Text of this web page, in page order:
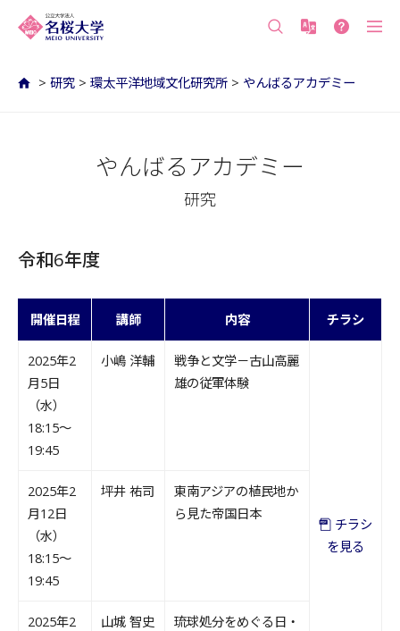
> 研究 > 環太平洋地域文化研究所 > やんばるアカデミー
やんばるアカデミー
研究
令和6年度
開催日程 講師 内容 チラシ
2025年2
月5日
（水）
18:15～
19:45
小嶋 洋輔
戦争と文学－古山高麗
雄の従軍体験
チラシ
を見る
2025年2
月12日
（水）
18:15～
19:45
坪井 祐司
東南アジアの植民地か
ら見た帝国日本
2025年2
山城 智史
琉球処分をめぐる日・